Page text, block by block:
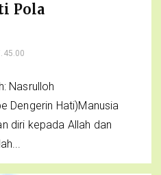
Pola
Nasrulloh
Dengerin Hati)Manusia
diri kepada Allah dan